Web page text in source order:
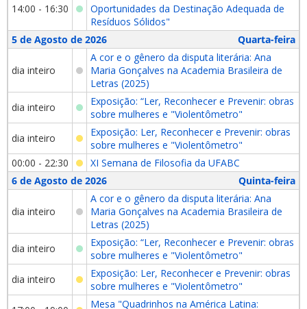
14:00 - 16:30
Oportunidades da Destinação Adequada de
Resíduos Sólidos"
5 de Agosto de 2026
Quarta-feira
dia inteiro
A cor e o gênero da disputa literária: Ana
Maria Gonçalves na Academia Brasileira de
Letras (2025)
dia inteiro
Exposição: “Ler, Reconhecer e Prevenir: obras
sobre mulheres e "Violentômetro"
dia inteiro
Exposição: Ler, Reconhecer e Prevenir: obras
sobre mulheres e "Violentômetro"
00:00 - 22:30
XI Semana de Filosofia da UFABC
6 de Agosto de 2026
Quinta-feira
dia inteiro
A cor e o gênero da disputa literária: Ana
Maria Gonçalves na Academia Brasileira de
Letras (2025)
dia inteiro
Exposição: “Ler, Reconhecer e Prevenir: obras
sobre mulheres e "Violentômetro"
dia inteiro
Exposição: Ler, Reconhecer e Prevenir: obras
sobre mulheres e "Violentômetro"
Mesa "Quadrinhos na América Latina: